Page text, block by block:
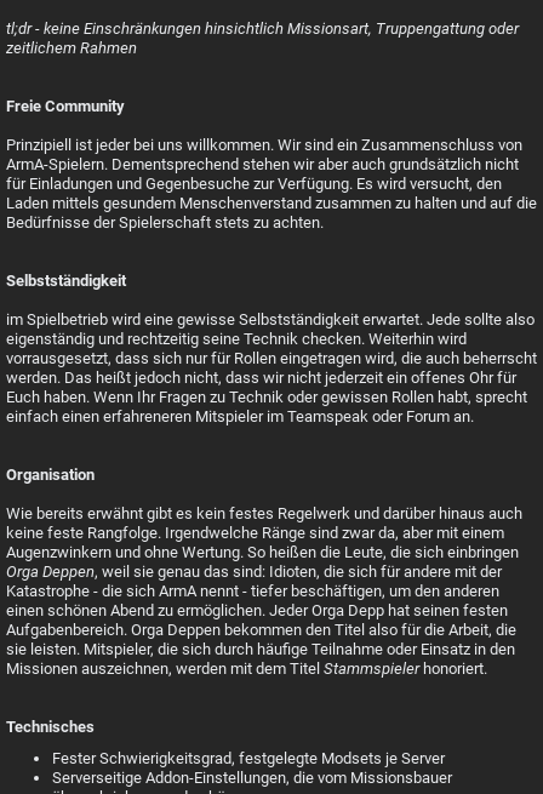
tl;dr - keine Einschränkungen hinsichtlich Missionsart, Truppengattung oder
zeitlichem Rahmen
Freie Community
Prinzipiell ist jeder bei uns willkommen. Wir sind ein Zusammenschluss von
ArmA-Spielern. Dementsprechend stehen wir aber auch grundsätzlich nicht
für Einladungen und Gegenbesuche zur Verfügung. Es wird versucht, den
Laden mittels gesundem Menschenverstand zusammen zu halten und auf die
Bedürfnisse der Spielerschaft stets zu achten.
Selbstständigkeit
im Spielbetrieb wird eine gewisse Selbstständigkeit erwartet. Jede sollte also
eigenständig und rechtzeitig seine Technik checken. Weiterhin wird
vorrausgesetzt, dass sich nur für Rollen eingetragen wird, die auch beherrscht
werden. Das heißt jedoch nicht, dass wir nicht jederzeit ein offenes Ohr für
Euch haben. Wenn Ihr Fragen zu Technik oder gewissen Rollen habt, sprecht
einfach einen erfahreneren Mitspieler im Teamspeak oder Forum an.
Organisation
Wie bereits erwähnt gibt es kein festes Regelwerk und darüber hinaus auch
keine feste Rangfolge. Irgendwelche Ränge sind zwar da, aber mit einem
Augenzwinkern und ohne Wertung. So heißen die Leute, die sich einbringen
Orga Deppen, weil sie genau das sind: Idioten, die sich für andere mit der
Katastrophe - die sich ArmA nennt - tiefer beschäftigen, um den anderen
einen schönen Abend zu ermöglichen. Jeder Orga Depp hat seinen festen
Aufgabenbereich. Orga Deppen bekommen den Titel also für die Arbeit, die
sie leisten. Mitspieler, die sich durch häufige Teilnahme oder Einsatz in den
Missionen auszeichnen, werden mit dem Titel Stammspieler honoriert.
Technisches
Fester Schwierigkeitsgrad, festgelegte Modsets je Server
Serverseitige Addon-Einstellungen, die vom Missionsbauer